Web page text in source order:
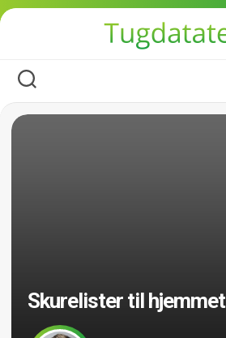
Skip
Skurelister til hjemmet